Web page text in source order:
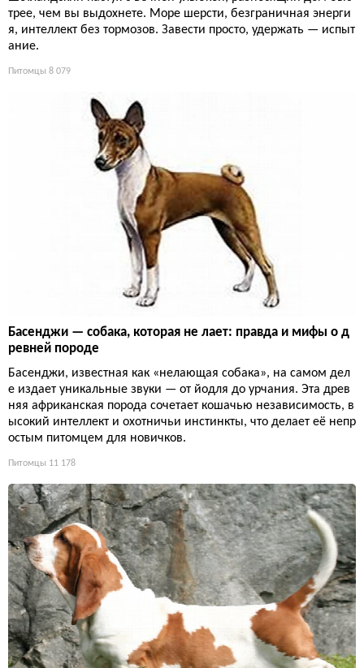
трее, чем вы выдохнете. Море шерсти, безграничная энерги
я, интеллект без тормозов. Завести просто, удержать — испыт
ание.
Питомцы 8 079
Басенджи — собака, которая не лает: правда и мифы о д
ревней породе
Басенджи, известная как «нелающая собака», на самом дел
е издает уникальные звуки — от йодля до урчания. Эта древ
няя африканская порода сочетает кошачью независимость, в
ысокий интеллект и охотничьи инстинкты, что делает её непр
остым питомцем для новичков.
Питомцы 11 178